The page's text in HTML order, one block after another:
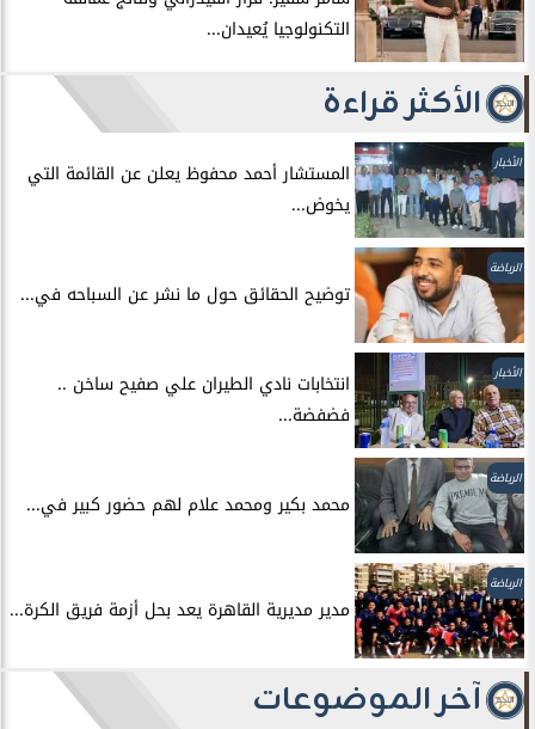
التكنولوجيا يُعيدان...
الأكثر قراءة
الأخبار
المستشار أحمد محفوظ يعلن عن القائمة التي
يخوض...
الرياضة
توضيح الحقائق حول ما نشر عن السباحه في...
الأخبار
انتخابات نادي الطيران علي صفيح ساخن ..
فضفضة...
الرياضة
محمد بكير ومحمد علام لهم حضور كبير في...
الرياضة
مدير مديرية القاهرة يعد بحل أزمة فريق الكرة...
آخر الموضوعات